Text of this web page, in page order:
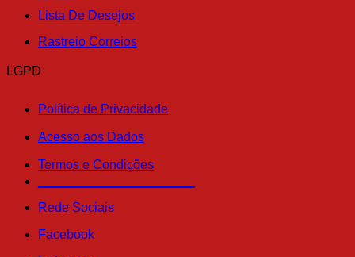
Lista De Desejos
Rastreio Correios
LGPD
Política de Privacidade
Acesso aos Dados
Termos e Condições
Rede Sociais
Facebook